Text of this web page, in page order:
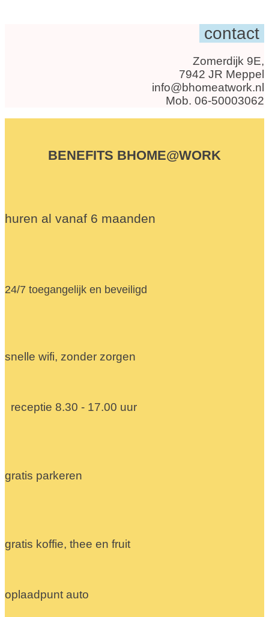
contact
Zomerdijk 9E,
7942 JR Meppel
info@bhomeatwork.nl
Mob. 06-50003062
BENEFITS BHOME@WORK
huren al vanaf 6 maanden
24/7 toegangelijk en beveiligd
snelle wifi, zonder zorgen
receptie 8.30 - 17.00 uur
gratis parkeren
gratis koffie, thee en fruit
oplaadpunt auto